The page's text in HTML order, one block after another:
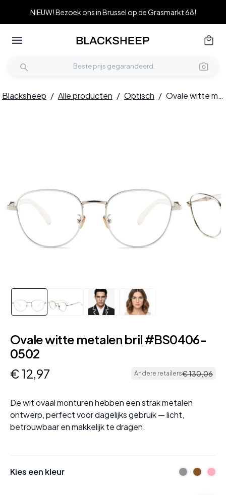
NIEUW! Bezoek ons in Brussel op de Grasmarkt 68!
Blacksheep / Alle producten / Optisch / Ovale witte metalen bril #BS0406-0502
Ovale witte metalen bril #BS0406-
0502
€ 12,97 Andere retailers€130,06
De wit ovaal monturen hebben een strak metalen
ontwerp, perfect voor dagelijks gebruik — licht,
betrouwbaar en makkelijk te dragen.
Kies een kleur